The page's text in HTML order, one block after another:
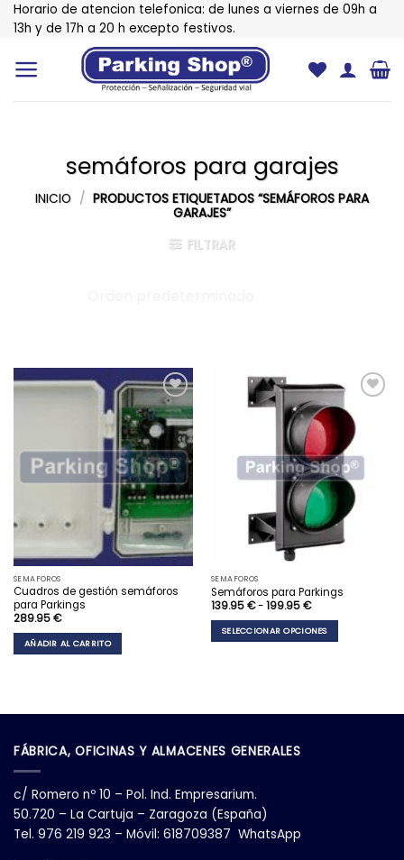
Saltar
Horario de atencion telefonica: de lunes a viernes de 09h a
13h y de 17h a 20 h excepto festivos.
semáforos para garajes
INICIO / PRODUCTOS ETIQUETADOS “SEMÁFOROS PARA
GARAJES”
FILTRAR
Añadir
a la
lista
deseos
SEMAFOROS
Cuadros de gestión semáforos
para Parkings
289.95€
AÑADIR AL CARRITO
lista
deseos
SEMAFOROS
Semáforos para Parkings
139.95€ - 199.95€Rango
precios:
desde
139.95 €
SELECCIONAR OPCIONES
variantes.
opciones
elegir
en
la
página
FÁBRICA, OFICINAS Y ALMACENES GENERALES
c/ Romero nº 10 – Pol. Ind. Empresarium.
50.720 – La Cartuja – Zaragoza (España)
Tel. 976 219 923 – Móvil: 618709387 WhatsApp